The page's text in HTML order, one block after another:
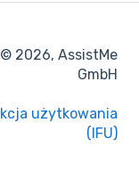
2026, AssistMe
GmbH
użytkowania
(IFU)